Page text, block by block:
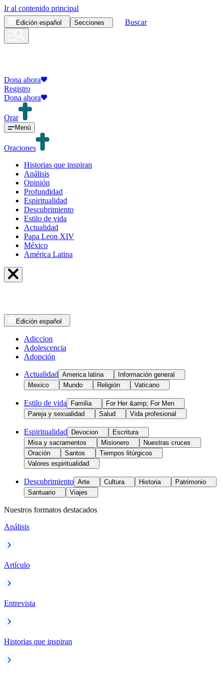
Ir al contenido principal
Edición español Secciones Buscar
Dona ahora
Registro
Dona ahora
Orar
Menú
Oraciones
Historias que inspiran
Análisis
Opinión
Profundidad
Espiritualidad
Descubrimiento
Estilo de vida
Actualidad
Papa Leon XIV
México
América Latina
Edición español
Adiccion
Adolescencia
Adopción
Actualidad America latina
Información general
Mexico
Mundo Religión Vaticano
Estilo de vida Familia
For Her &amp; For Men
Pareja y sexualidad
Salud Vida profesional
Espiritualidad Devocion
Escritura
Misa y sacramentos
Misionero
Nuestras cruces
Oración
Santos
Tiempos litúrgicos
Valores espiritualidad
Descubrimiento Arte Cultura Historia
Patrimonio
Santuario
Viajes
Nuestros formatos destacados
Análisis
Artículo
Entrevista
Historias que inspiran